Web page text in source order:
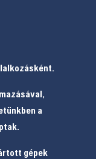
a
gépek